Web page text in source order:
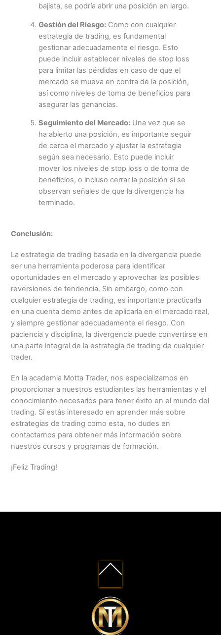
bajista, se podría abrir una posición en largo.
Gestión del Riesgo: Como con cualquier
estrategia de trading, es fundamental
gestionar adecuadamente el riesgo. Esto
puede incluir establecer niveles de stop loss
para limitar las pérdidas en caso de que el
mercado se mueva en contra de la posición,
así como niveles de toma de beneficios para
asegurar las ganancias.
Seguimiento del Mercado: Una vez que se
ha abierto una posición, es importante seguir
de cerca el mercado y ajustar la estrategia
según sea necesario. Esto puede incluir
mover los niveles de stop loss o de toma de
beneficios, o incluso cerrar la posición si se
observan señales de que la divergencia ha
terminado.
Conclusión:
La estrategia de trading basada en la divergencia puede
ser una herramienta poderosa para identificar
oportunidades en el mercado y aprovechar las posibles
reversiones de tendencia. Sin embargo, como con
cualquier estrategia de trading, es importante practicarla
en una cuenta demo antes de aplicarla en el mercado real,
y siempre gestionar adecuadamente el riesgo. Con
paciencia y disciplina, la divergencia puede convertirse en
una parte integral de la estrategia de trading de cualquier
trader.
En la academia Motta Trader, nos especializamos en
proporcionar a nuestros estudiantes las herramientas y el
conocimiento necesarios para tener éxito en el mundo del
trading. Si estás interesado en aprender más sobre
estrategias de trading como esta, no dudes en
contactarnos para obtener más información sobre
nuestros cursos y programas de formación.
¡Feliz Trading!
To